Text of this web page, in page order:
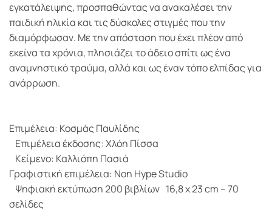
εγκατάλειψης, προσπαθώντας να ανακαλέσει την
παιδική ηλικία και τις δύσκολες στιγμές που την
διαμόρφωσαν. Με την απόσταση που έχει πλέον από
εκείνα τα χρόνια, πλησιάζει το άδειο σπίτι ως ένα
αναμνηστικό τραύμα, αλλά και ως έναν τόπο ελπίδας για
ανάρρωση.
Επιμέλεια: Κοσμάς Παυλίδης
Επιμέλεια έκδοσης: Χλόη Πίσσα
Κείμενο: Καλλιόπη Πασιά
Γραφιστική επιμέλεια: Non Hype Studio
Ψηφιακή εκτύπωση 200 βιβλίων 16,8 x 23 cm – 70
σελίδες